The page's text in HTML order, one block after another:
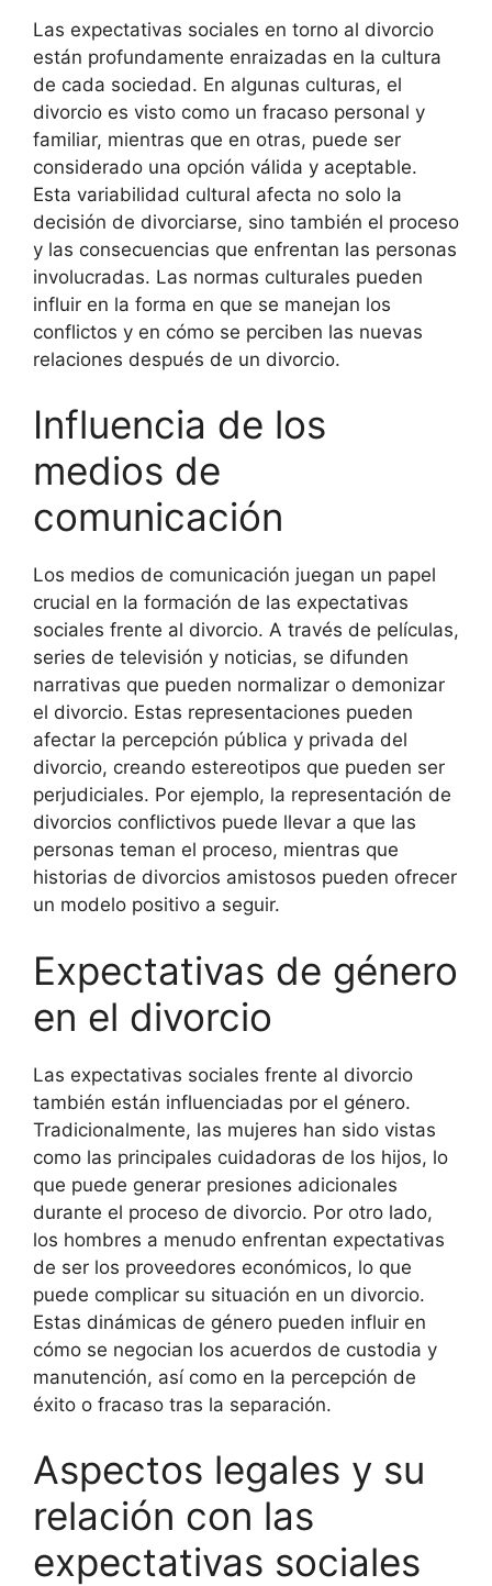
Las expectativas sociales en torno al divorcio
están profundamente enraizadas en la cultura
de cada sociedad. En algunas culturas, el
divorcio es visto como un fracaso personal y
familiar, mientras que en otras, puede ser
considerado una opción válida y aceptable.
Esta variabilidad cultural afecta no solo la
decisión de divorciarse, sino también el proceso
y las consecuencias que enfrentan las personas
involucradas. Las normas culturales pueden
influir en la forma en que se manejan los
conflictos y en cómo se perciben las nuevas
relaciones después de un divorcio.
Influencia de los
medios de
comunicación
Los medios de comunicación juegan un papel
crucial en la formación de las expectativas
sociales frente al divorcio. A través de películas,
series de televisión y noticias, se difunden
narrativas que pueden normalizar o demonizar
el divorcio. Estas representaciones pueden
afectar la percepción pública y privada del
divorcio, creando estereotipos que pueden ser
perjudiciales. Por ejemplo, la representación de
divorcios conflictivos puede llevar a que las
personas teman el proceso, mientras que
historias de divorcios amistosos pueden ofrecer
un modelo positivo a seguir.
Expectativas de género
en el divorcio
Las expectativas sociales frente al divorcio
también están influenciadas por el género.
Tradicionalmente, las mujeres han sido vistas
como las principales cuidadoras de los hijos, lo
que puede generar presiones adicionales
durante el proceso de divorcio. Por otro lado,
los hombres a menudo enfrentan expectativas
de ser los proveedores económicos, lo que
puede complicar su situación en un divorcio.
Estas dinámicas de género pueden influir en
cómo se negocian los acuerdos de custodia y
manutención, así como en la percepción de
éxito o fracaso tras la separación.
Aspectos legales y su
relación con las
expectativas sociales